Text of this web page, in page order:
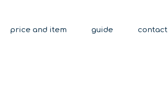
price and item guide contact